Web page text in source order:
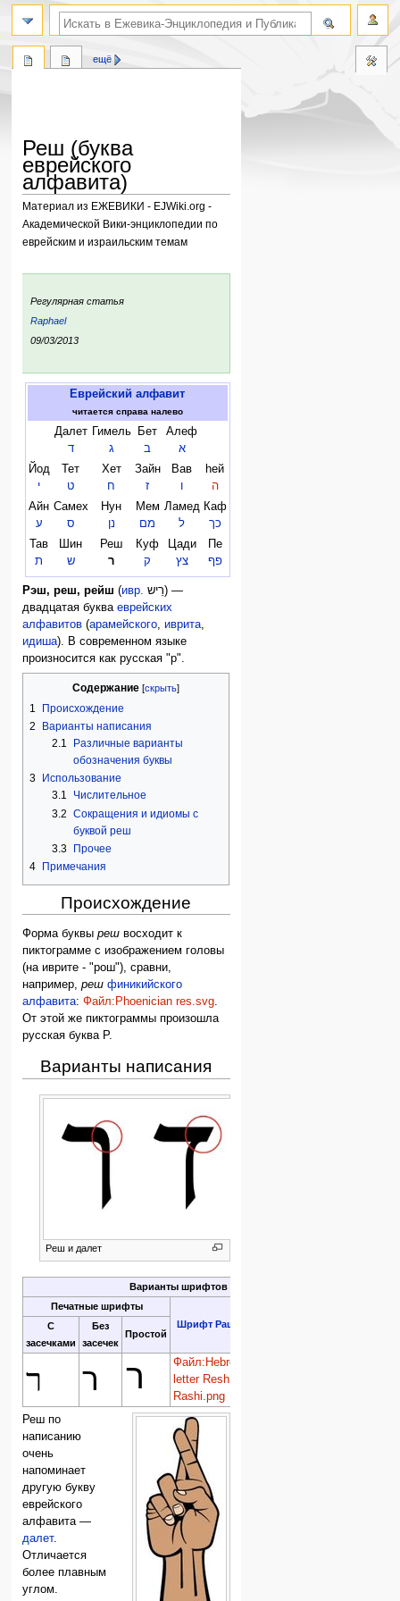
Реш (буква
еврейского
алфавита)
Материал из ЕЖЕВИКИ - EJWiki.org -
Академической Вики-энциклопедии по
еврейским и израильским темам
Перейти
навигации
Перейти
поиску
Регулярная статья
Raphael
09/03/2013
Еврейский алфавит
читается справа налево
Алеф
א
Бет
ב
Гимель
ג
Далет
ד
hей
ה
Вав
ו
Зайн
ז
Хет
ח
Тет
ט
Йод
י
Каф
כך
Ламед
ל
Мем
מם
Нун
נן
Самех
ס
Айн
ע
Пе
פף
Цади
צץ
Куф
ק
Реш
ר
Шин
ש
Тав
ת
Рэш, реш, рейш (ивр. רֵיש‎) —
двадцатая букваеврейских
алфавитов (арамейского,иврита,
идиша). В современном языке
произносится как русская "р".
Содержание
1
Происхождение
2
Варианты написания
2.1
Различные варианты
обозначения буквы
3
Использование
3.1
Числительное
3.2 Сокращения и идиомы с
буквой реш
3.3
Прочее
4
Примечания
Происхождение
Форма буквыреш восходит к
пиктограмме с изображением головы
(на иврите - "рош"), сравни,
например,реш финикийского
алфавита:Файл:Phoenician res.svg
От этой же пиктограммы произошла
русская буква Р.
Варианты написания
Реш и далет
Варианты шрифтов
Печатные шрифты
Шрифт Раши
С
засечками
Без
засечек
Простой
ר ר ר
Файл:Hebrew
letter Resh
Rashi.png
Реш по
написанию
очень
напоминает
другую букву
еврейского
алфавита —
далет.
Отличается
более плавным
углом.
ещё
поиск по словам